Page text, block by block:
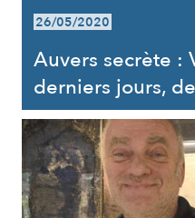
26/05/2020
Auvers secrète :
derniers jours,